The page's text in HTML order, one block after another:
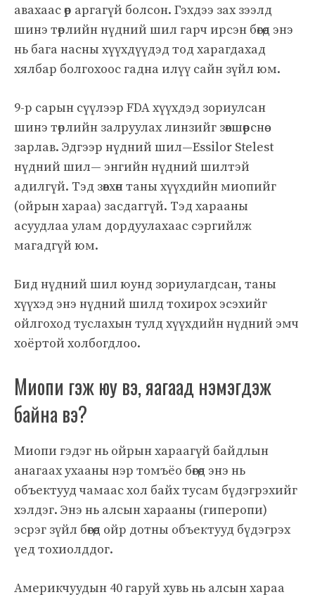
авахаас өөр аргагүй болсон. Гэхдээ зах зээлд
шинэ төрлийн нүдний шил гарч ирсэн бөгөөд энэ
нь бага насны хүүхдүүдэд тод харагдахад
хялбар болгохоос гадна илүү сайн зүйл юм.
9-р сарын сүүлээр FDA хүүхдэд зориулсан
шинэ төрлийн залруулах линзийг зөвшөөрснөө
зарлав. Эдгээр нүдний шил—Essilor Stelest
нүдний шил— энгийн нүдний шилтэй
адилгүй. Тэд зөвхөн таны хүүхдийн миопийг
(ойрын хараа) засдаггүй. Тэд харааны
асуудлаа улам дордуулахаас сэргийлж
магадгүй юм.
Бид нүдний шил юунд зориулагдсан, таны
хүүхэд энэ нүдний шилд тохирох эсэхийг
ойлгоход туслахын тулд хүүхдийн нүдний эмч
хоёртой холбогдлоо.
Миопи гэж юу вэ, яагаад нэмэгдэж
байна вэ?
Миопи гэдэг нь ойрын хараагүй байдлын
анагаах ухааны нэр томъёо бөгөөд энэ нь
объектууд чамаас хол байх тусам бүдэгрэхийг
хэлдэг. Энэ нь алсын харааны (гиперопи)
эсрэг зүйл бөгөөд ойр дотны объектууд бүдэгрэх
үед тохиолддог.
Америкчуудын 40 гаруй хувь нь алсын хараа